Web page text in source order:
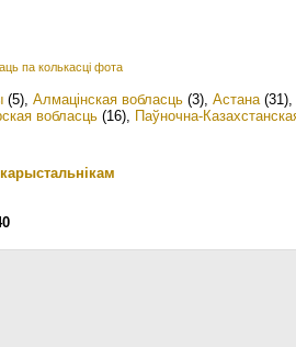
па колькасцi фота
(5), Алмацінская вобласць (3), Астана(31),
вобласць (16), Паўночна-